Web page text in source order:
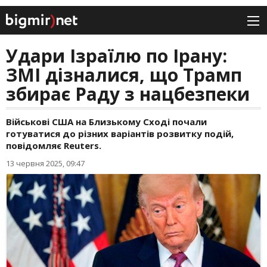
Удари Ізраїлю по Ірану:
ЗМІ дізналися, що Трамп
збирає Раду з нацбезпеки
Військові США на Близькому Сході почали
готуватися до різних варіантів розвитку подій,
повідомляє Reuters.
13 червня 2025, 09:47